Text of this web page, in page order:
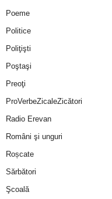
Poeme
Politice
Poliţişti
Poştaşi
Preoţi
ProVerbeZicaleZicători
Radio Erevan
Români şi unguri
Roșcate
Sărbători
Şcoală